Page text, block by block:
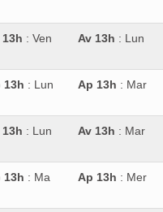
13h : Ven Av 13h : Lun
13h : Lun Ap 13h : Mar
13h : Lun Av 13h : Mar
13h : Ma Ap 13h : Mer